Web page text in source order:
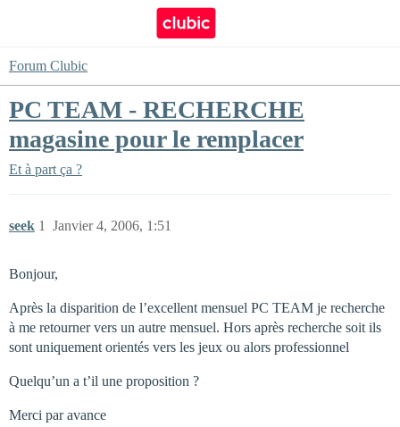
Forum Clubic
PC TEAM - RECHERCHE
magasine pour le remplacer
Et à part ça ?
seek Janvier 4, 2006, 1:51
1
Bonjour,
Après la disparition de l’excellent mensuel PC TEAM je recherche
à me retourner vers un autre mensuel. Hors après recherche soit ils
sont uniquement orientés vers les jeux ou alors professionnel
Quelqu’un a t’il une proposition ?
Merci par avance